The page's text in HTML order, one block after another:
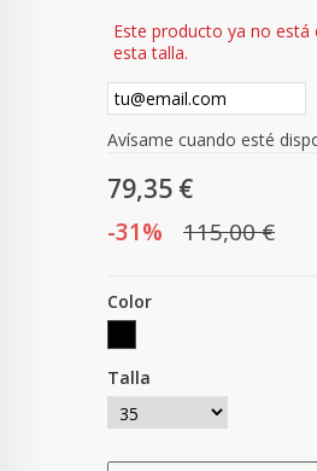
Este producto ya no está
esta talla.
Avísame cuando esté
79,35 €
-31% 115,00 €
Color
Talla